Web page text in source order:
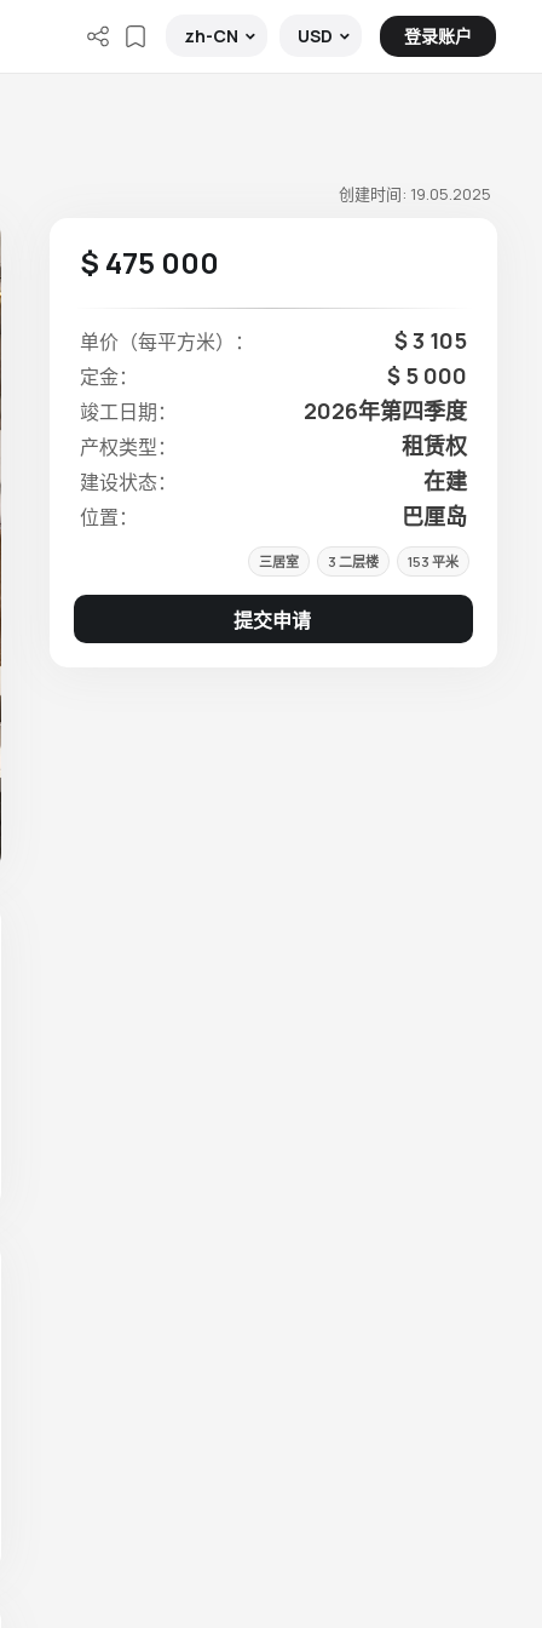
zh-CN USD 登录账户
创建时间: 19.05.2025
$ 475 000
单价（每平方米）： $ 3 105
定金： $ 5 000
竣工日期： 2026年第四季度
产权类型： 租赁权
建设状态： 在建
位置： 巴厘岛
三居室 3 二层楼 153 平米
提交申请